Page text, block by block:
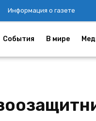
Информация о газете
События В мире